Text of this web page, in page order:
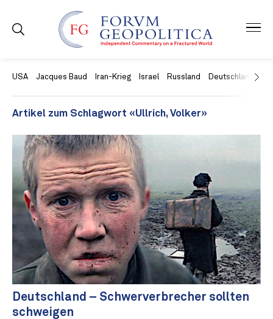
USA Jacques Baud Iran-Krieg Israel Russland Deutschland
Artikel zum Schlagwort «Ullrich, Volker»
Deutschland – Schwerverbrecher sollten
schweigen